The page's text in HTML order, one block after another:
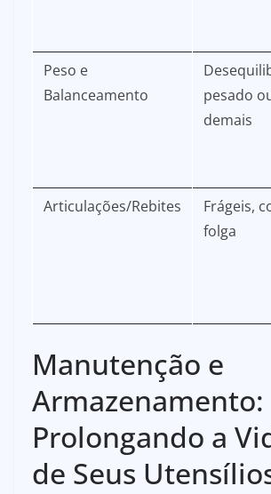
Peso e
Balanceamento
pesado
demais
Articulações/Rebites
Frágeis,
folga
Manutenção e
Armazenamento:
Prolongando a
de Seus